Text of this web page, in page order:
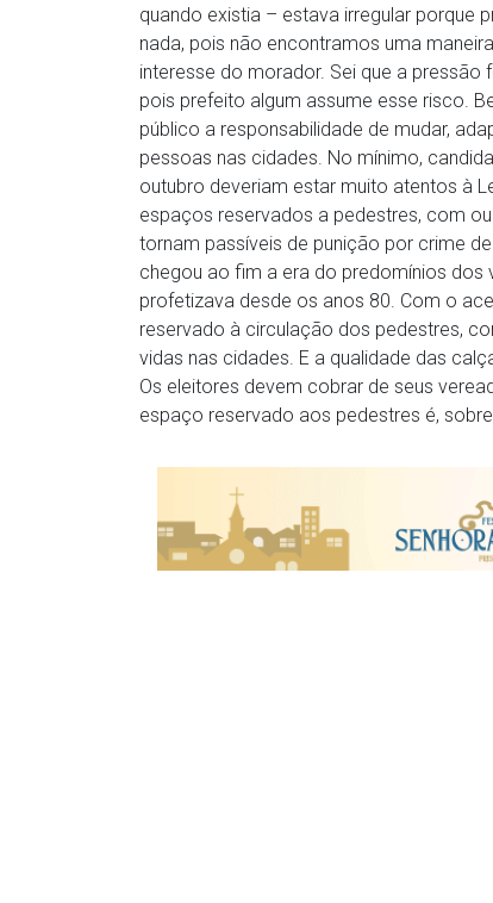
quando existia – estava irregular porque
nada, pois não encontramos uma
interesse do morador. Sei que a pressão
pois prefeito algum assume esse risco.
público a responsabilidade de mudar,
pessoas nas cidades. No mínimo,
outubro deveriam estar muito atentos à
espaços reservados a pedestres, com
tornam passíveis de punição por crime
chegou ao fim a era do predomínios dos
profetizava desde os anos 80. Com o
reservado à circulação dos pedestres,
vidas nas cidades. E a qualidade das
Os eleitores devem cobrar de seus
espaço reservado aos pedestres é,